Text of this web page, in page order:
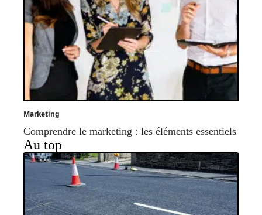
Marketing
Comprendre le marketing : les éléments essentiels
Au top